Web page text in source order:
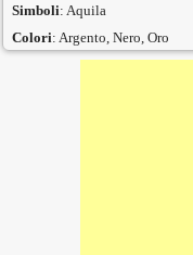
Simboli: Aquila
Colori: Argento, Nero, Oro